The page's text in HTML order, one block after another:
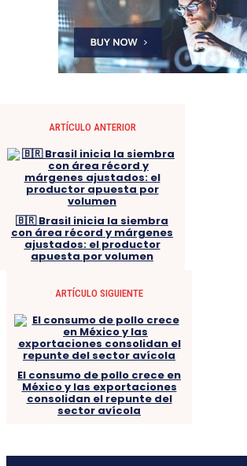
ARTÍCULO ANTERIOR
🇧🇷 Brasil inicia la siembra
con área récord y márgenes
ajustados: el productor
apuesta por volumen
ARTÍCULO SIGUIENTE
El consumo de pollo crece en
México y las exportaciones
consolidan el repunte del
sector avícola